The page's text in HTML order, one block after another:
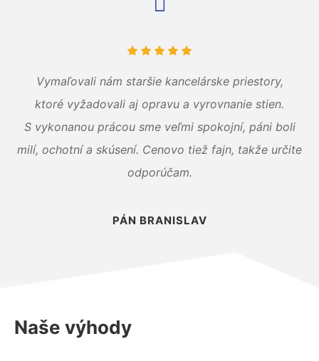
Vymaľovali nám staršie kancelárske priestory,
ktoré vyžadovali aj opravu a vyrovnanie stien.
S vykonanou prácou sme veľmi spokojní, páni boli
milí, ochotní a skúsení. Cenovo tiež fajn, takže určite
odporúčam.
PÁN BRANISLAV
Naše výhody